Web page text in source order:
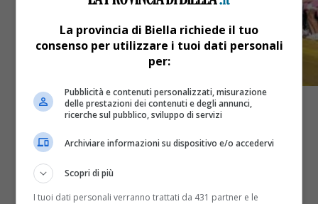
Attualità
Dopo tre anni di assenza a Zimone
La provincia di Biella richiede il tuo
consenso per utilizzare i tuoi dati personali
per:
Pubblicità e contenuti personalizzati, misurazione
delle prestazioni dei contenuti e degli annunci,
ricerche sul pubblico, sviluppo di servizi
Archiviare informazioni su dispositivo e/o accedervi
Scopri di più
I tuoi dati personali verranno trattati da 431 partner e le